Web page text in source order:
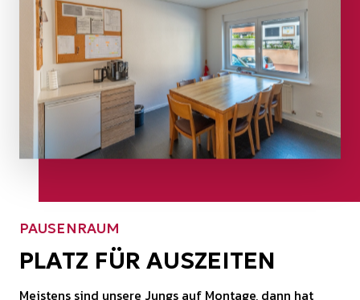
PAUSENRAUM
PLATZ FÜR AUSZEITEN
Meistens sind unsere Jungs auf Montage, dann hat